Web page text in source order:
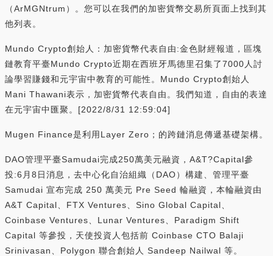
（ArMGNtrum）。您可以在我們的加密貨幣交易所頁面上找到其
他列表。
Mundo Crypto創始人：加密貨幣代表自由:金色財經報道，區塊
鏈教育平臺Mundo Crypto近期在西班牙馬德里召集了7000人討
論學習賺錢和元宇宙中教育的可能性。Mundo Crypto創始人
Mani Thawani表示，加密貨幣代表自由。我們知道，自由的表達
在元宇宙中匯聚。[2022/8/31 12:59:04]
Mugen Finance是利用Layer Zero；的跨鏈消息傳遞基礎架構。
DAO管理平臺Samudai完成250萬美元融資，A&T?Capital參
投:6月8日消息，去中心化自治組織（DAO）構建、管理平臺
Samudai 宣布完成 250 萬美元 Pre Seed 輪融資，本輪融資由
A&T Capital、FTX Ventures、Sino Global Capital、
Coinbase Ventures、Lunar Ventures、Paradigm Shift
Capital 等參投，天使投資人包括前 Coinbase CTO Balaji
Srinivasan、Polygon 聯合創始人 Sandeep Nailwal 等。